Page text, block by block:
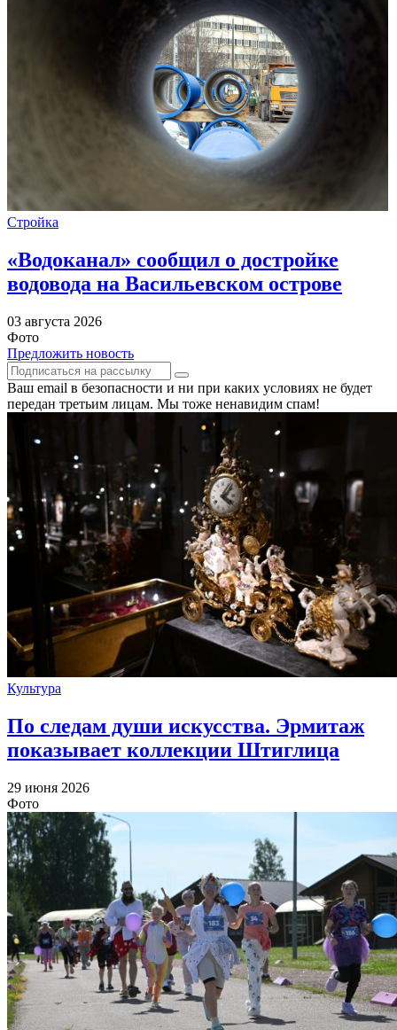
Стройка
«Водоканал» сообщил о достройке
водовода на Васильевском острове
03 августа 2026
Фото
Предложить новость
Ваш email в безопасности и ни при каких условиях не будет
передан третьим лицам. Мы тоже ненавидим спам!
Культура
По следам души искусства. Эрмитаж
показывает коллекции Штиглица
29 июня 2026
Фото